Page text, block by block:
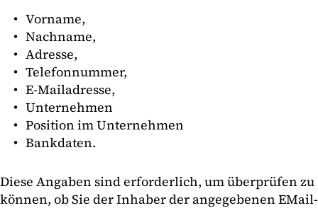
Vorname,
Nachname,
Adresse,
Telefonnummer,
E-Mailadresse,
Unternehmen
Position im Unternehmen
Bankdaten.
Diese Angaben sind erforderlich, um überprüfen zu
können, ob Sie der Inhaber der angegebenen EMail-